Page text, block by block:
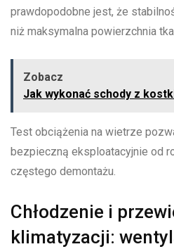
prawdopodobne jest, że
niż maksymalna powierzchnia
Zobacz
Jak wykonać schody z
Test obciążenia na wietrze
bezpieczną eksploatacyjnie od
częstego demontażu.
Chłodzenie i
klimatyzacji: